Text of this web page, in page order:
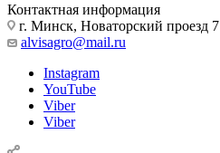
Контактная информация
г. Минск, Новаторский проезд 7
alvisagro@mail.ru
Instagram
YouTube
Viber
Viber